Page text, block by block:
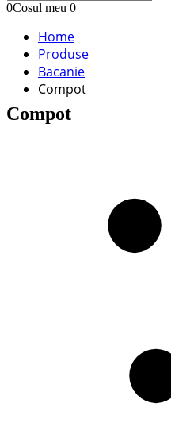
0Cosul meu 0
Home
Produse
Bacanie
Compot
Compot